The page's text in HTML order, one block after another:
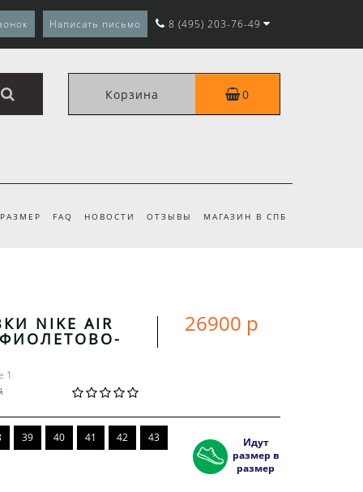
Написать письмо 8 (495) 203-76-49
Корзина 0
FAQ НОВОСТИ ОТЗЫВЫ МАГАЗИН В СПБ
NIKE AIR
ФИОЛЕТОВО-
1
26900 р
39 40 41 42 43
Идут
размер в
размер